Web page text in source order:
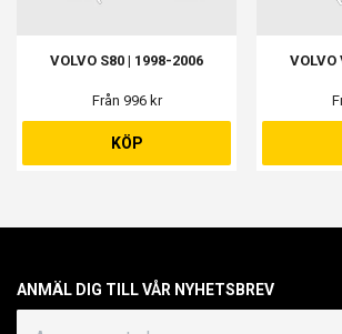
VOLVO S80 | 1998-2006
Från 996 kr
KÖP
VOLVO
ANMÄL DIG TILL VÅR NYHETSBREV